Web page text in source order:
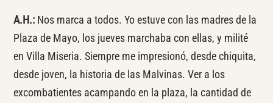
A.H.: Nos marca a todos. Yo estuve con las madres de la
Plaza de Mayo, los jueves marchaba con ellas, y milité
en Villa Miseria. Siempre me impresionó, desde chiquita,
desde joven, la historia de las Malvinas. Ver a los
excombatientes acampando en la plaza, la cantidad de